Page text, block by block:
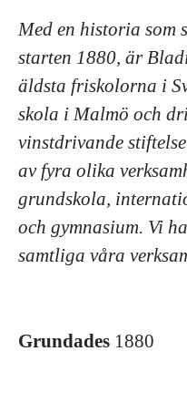
Med en historia som
starten 1880, är
äldsta friskolorna i
skola i Malmö och
vinstdrivande stiftelse
av fyra olika
grundskola,
och gymnasium. Vi
samtliga våra
Grundades 1880